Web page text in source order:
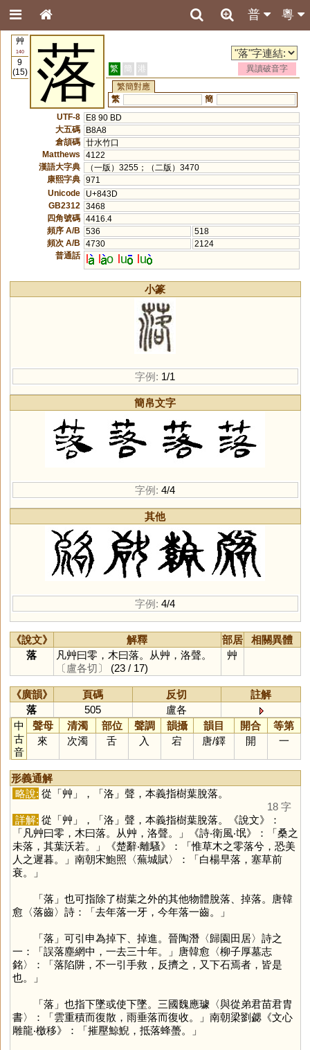
粵
普
艸
140
9
(15)
落 繁 簡 港
異讀破音字
繁簡對應
繁
簡
UTF-8
E8 90 BD
大五碼
B8A8
倉頡碼 廿水竹口
Matthews
4122
漢語大字典
（一版）3255；（二版）3470
康熙字典 971
Unicode
U+843D
GB2312
3468
四角號碼 4416.4
頻序 A/B
536
518
頻次 A/B
4730
2124
普通話
l l o lu lu
小篆
字例: 1/1
簡帛文字
字例: 4/4
其他
字例: 4/4
《說文》 解釋 部居
相關異體
落
凡艸曰零，木曰落。从艸，洛聲。
〔盧各切〕
(23 / 17)
艸
《廣韻》 頁碼 反切
註解
落
505
盧各
中
古
音
聲母 清濁 部位 聲調 韻攝 韻目 開合
等第
來
次濁 舌 入 宕 唐/鐸 開 一
形義通解
略說: 從「艸 」，「洛」聲，本義指樹葉脫落。
18 字
詳解: 從「艸 」，「洛」聲，本義指樹葉脫落。《說文》：
「凡艸曰零，木曰落。从艸，洛聲。」《詩‧衛風‧氓》：「桑之
未落，其葉沃若。」《楚辭‧離騷》：「惟草木之零落兮，恐美
人之遲暮。」南朝宋鮑照〈蕪城賦〉：「白楊早落，塞草前
衰。」
「落 」也可指除了樹葉之外的其他物體脫落、掉落。唐韓
愈〈落齒〉詩：「去年落一牙，今年落一齒。」
「落 」可引申為掉下、掉進。晉陶潛〈歸園田居〉詩之
一：「誤落塵網中，一去三十年。」唐韓愈〈柳子厚墓志
銘〉：「落陷阱，不一引手救，反擠之，又下石焉者，皆是
也。」
「落 」也指下墜或使下墜。三國魏應璩〈與從弟君苗君胄
書〉：「雲重積而復散，雨垂落而復收。」南朝梁劉勰《文心
雕龍‧檄移》：「摧壓鯨鯢，抵落蜂蠆。」